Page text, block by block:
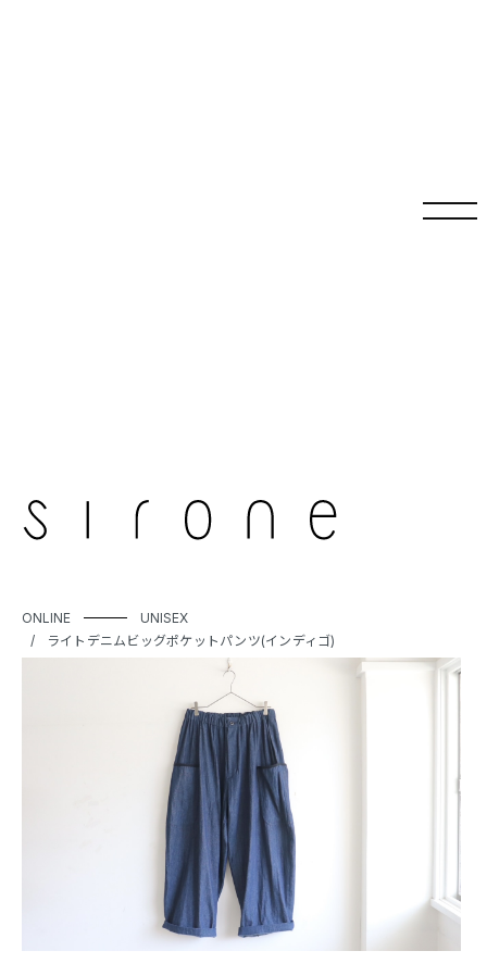
ONLINE
UNISEX
ライトデニムビッグポケットパンツ(インディゴ)